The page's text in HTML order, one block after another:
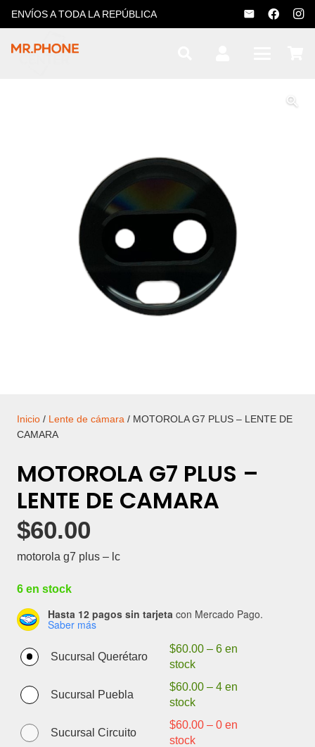
ENVÍOS A TODA LA REPÚBLICA
Inicio / Lente de cámara / MOTOROLA G7 PLUS – LENTE DE
CAMARA
MOTOROLA G7 PLUS –
LENTE DE CAMARA
$60.00
motorola g7 plus – lc
6 en stock
Hasta 12 pagos sin tarjeta con Mercado Pago.
Saber más
Sucursal Querétaro
$60.00 –6 en
stock
Sucursal Puebla
$60.00 –4 en
stock
Sucursal Circuito
$60.00 –0 en
stock